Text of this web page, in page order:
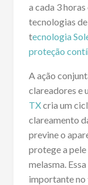
a cada 3
tecnologias
tecnologia
proteção
A ação
clareadores e
TXcria um
clareamento
previne o
protege a
melasma.
importante no